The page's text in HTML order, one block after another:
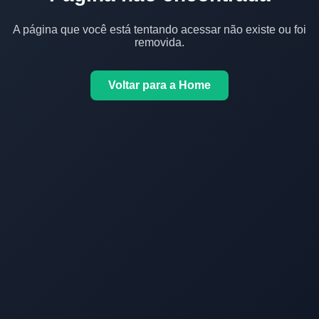
A página que você está tentando acessar não existe ou foi
removida.
Voltar para a Home